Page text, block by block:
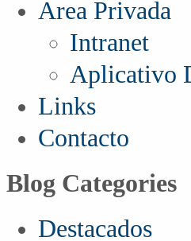
Area Privada
Intranet
Aplicativo
Links
Contacto
Blog Categories
Destacados